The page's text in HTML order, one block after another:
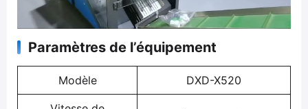
Paramètres de l’équipement
Modèle DXD-X520